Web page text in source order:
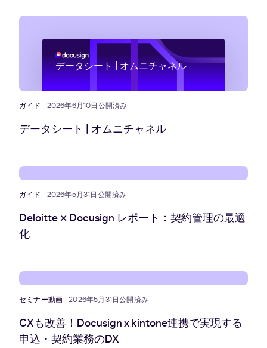
データシート | オムニチャネル
ガイド 2026年6月10日公開済み
データシート | オムニチャネル
ガイド 2026年5月31日公開済み
Deloitte × Docusign レポート：契約管理の最適
化
セミナー動画 2026年5月31日公開済み
CXも改善！Docusign x kintone連携で実現する
申込・契約業務のDX